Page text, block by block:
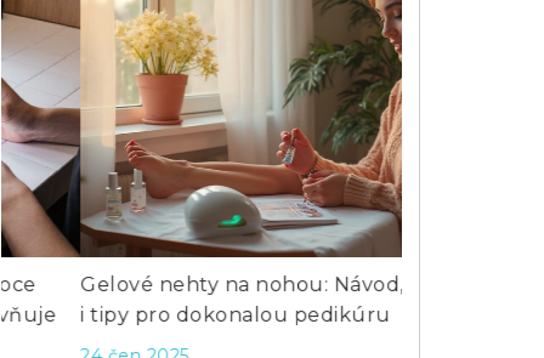
Gelové nehty na nohou: Návod, trendy
i tipy pro dokonalou pedikúru